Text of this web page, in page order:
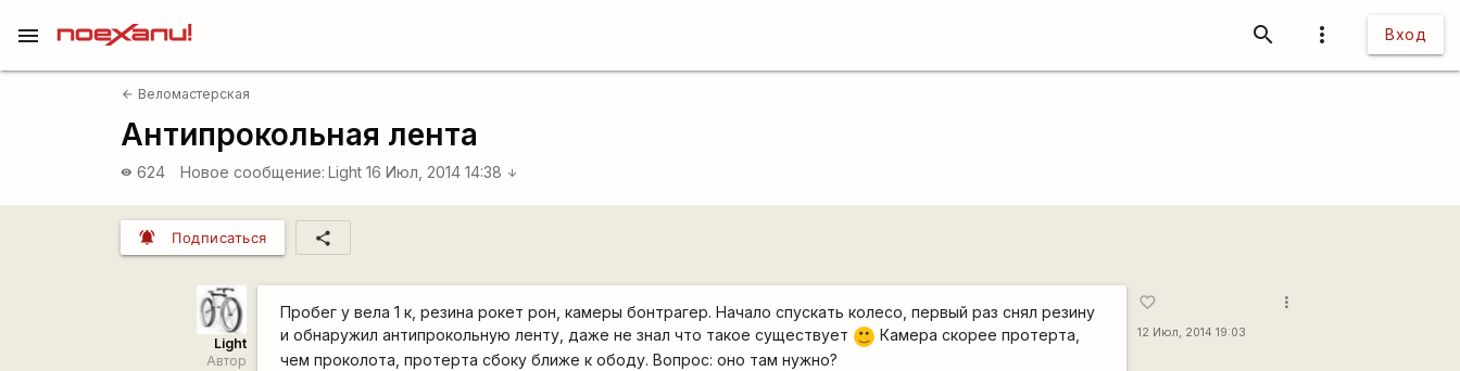
more_vert Вход
search
menu
arrow_back Веломастерская
Антипрокольная лента
visibility 624 Новое сообщение: Light 16 Июл, 2014 14:38 arrow_downward
notifications_active Подписаться share
Light
Автор
Пробег у вела 1 к, резина рокет рон, камеры бонтрагер. Начало спускать колесо, первый раз снял резину
и обнаружил антипрокольную ленту, даже не знал что такое существует
:) Камера скорее протерта,
чем проколота, протерта сбоку ближе к ободу. Вопрос: оно там нужно?
favorite_border
12 Июл, 2014 19:03
more_vert